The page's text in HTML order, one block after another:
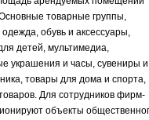
товарные группы,
обувь и аксессуары,
детей, мультимедиа,
украшения и часы, сувениры и
товары для дома и спорта,
Для сотрудников фирм-
объекты